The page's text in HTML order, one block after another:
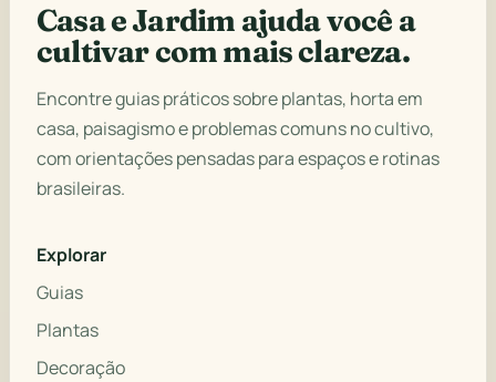
Casa e Jardim ajuda você a
cultivar com mais clareza.
Encontre guias práticos sobre plantas, horta em
casa, paisagismo e problemas comuns no cultivo,
com orientações pensadas para espaços e rotinas
brasileiras.
Explorar
Guias
Plantas
Decoração